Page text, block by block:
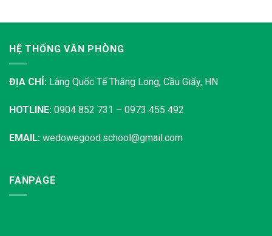
HỆ THỐNG VĂN PHÒNG
ĐỊA CHỈ: Làng Quốc Tế Thăng Long, Cầu Giấy, HN
HOTLINE: 0904 852 731 – 0973 455 492
EMAIL: wedowegood.school@gmail.com
FANPAGE